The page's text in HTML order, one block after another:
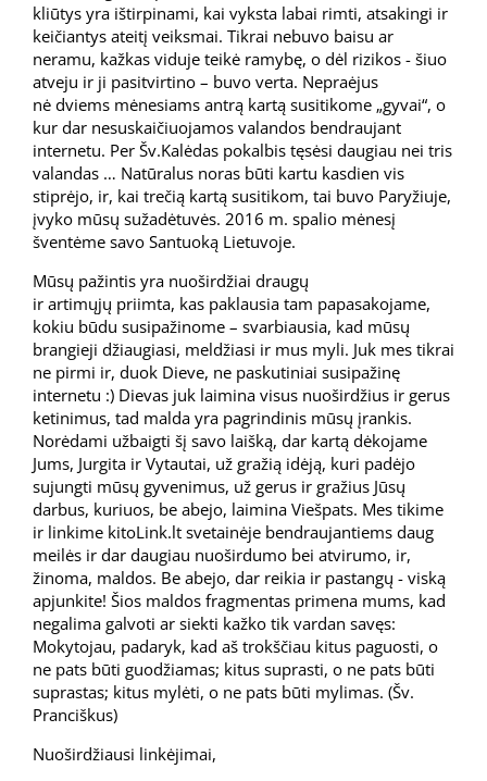
kliūtys yra ištirpinami, kai vyksta labai rimti, atsakingi ir
keičiantys ateitį veiksmai. Tikrai nebuvo baisu ar
neramu, kažkas viduje teikė ramybę, o dėl rizikos - šiuo
atveju ir ji pasitvirtino – buvo verta. Nepraėjus
nė dviems mėnesiams antrą kartą susitikome „gyvai“, o
kur dar nesuskaičiuojamos valandos bendraujant
internetu. Per Šv.Kalėdas pokalbis tęsėsi daugiau nei tris
valandas … Natūralus noras būti kartu kasdien vis
stiprėjo, ir, kai trečią kartą susitikom, tai buvo Paryžiuje,
įvyko mūsų sužadėtuvės. 2016 m. spalio mėnesį
šventėme savo Santuoką Lietuvoje.
Mūsų pažintis yra nuoširdžiai draugų
ir artimųjų priimta, kas paklausia tam papasakojame,
kokiu būdu susipažinome – svarbiausia, kad mūsų
brangieji džiaugiasi, meldžiasi ir mus myli. Juk mes tikrai
ne pirmi ir, duok Dieve, ne paskutiniai susipažinę
internetu :) Dievas juk laimina visus nuoširdžius ir gerus
ketinimus, tad malda yra pagrindinis mūsų įrankis.
Norėdami užbaigti šį savo laišką, dar kartą dėkojame
Jums, Jurgita ir Vytautai, už gražią idėją, kuri padėjo
sujungti mūsų gyvenimus, už gerus ir gražius Jūsų
darbus, kuriuos, be abejo, laimina Viešpats. Mes tikime
ir linkime kitoLink.lt svetainėje bendraujantiems daug
meilės ir dar daugiau nuoširdumo bei atvirumo, ir,
žinoma, maldos. Be abejo, dar reikia ir pastangų - viską
apjunkite! Šios maldos fragmentas primena mums, kad
negalima galvoti ar siekti kažko tik vardan savęs:
Mokytojau, padaryk, kad aš trokščiau kitus paguosti, o
ne pats būti guodžiamas; kitus suprasti, o ne pats būti
suprastas; kitus mylėti, o ne pats būti mylimas. (Šv.
Pranciškus)
Nuoširdžiausi linkėjimai,